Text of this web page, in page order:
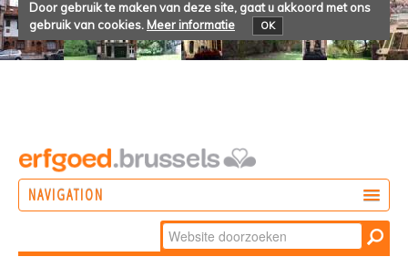
Door gebruik te maken van deze site, gaat u akkoord met ons
gebruik van cookies. Meer informatie OK
NAVIGATION
Zoek
Geavanceerd